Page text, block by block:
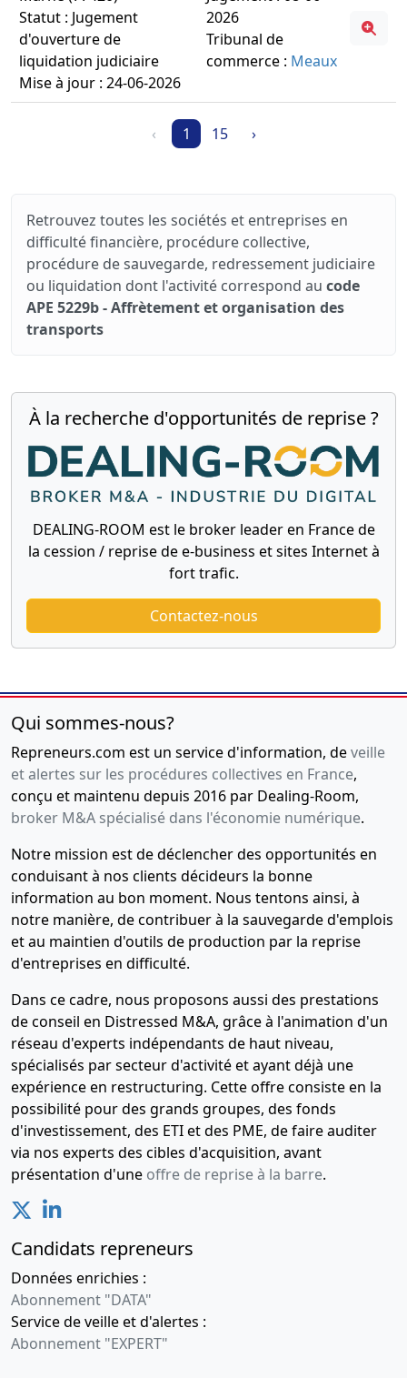
Statut : Jugement
d'ouverture de
liquidation judiciaire
Mise à jour : 24-06-2026
2026
Tribunal de
commerce : Meaux
‹ 1 15 ›
Retrouvez toutes les sociétés et entreprises en
difficulté financière, procédure collective,
procédure de sauvegarde, redressement judiciaire
ou liquidation dont l'activité correspond au code
APE 5229b - Affrètement et organisation des
transports
À la recherche d'opportunités de reprise ?
DEALING-ROOM est le broker leader en France de
la cession / reprise de e-business et sites Internet à
fort trafic.
Contactez-nous
Qui sommes-nous?
Repreneurs.com est un service d'information, deveille
et alertes sur les procédures collectives en France,
conçu et maintenu depuis 2016 par Dealing-Room,
broker M&A spécialisé dans l'économie numérique.
Notre mission est de déclencher des opportunités en
conduisant à nos clients décideurs la bonne
information au bon moment. Nous tentons ainsi, à
notre manière, de contribuer à la sauvegarde d'emplois
et au maintien d'outils de production par la reprise
d'entreprises en difficulté.
Dans ce cadre, nous proposons aussi des prestations
de conseil en Distressed M&A, grâce à l'animation d'un
réseau d'experts indépendants de haut niveau,
spécialisés par secteur d'activité et ayant déjà une
expérience en restructuring. Cette offre consiste en la
possibilité pour des grands groupes, des fonds
d'investissement, des ETI et des PME, de faire auditer
via nos experts des cibles d'acquisition, avant
présentation d'une offre de reprise à la barre.
Candidats repreneurs
Données enrichies :
Abonnement "DATA"
Service de veille et d'alertes :
Abonnement "EXPERT"